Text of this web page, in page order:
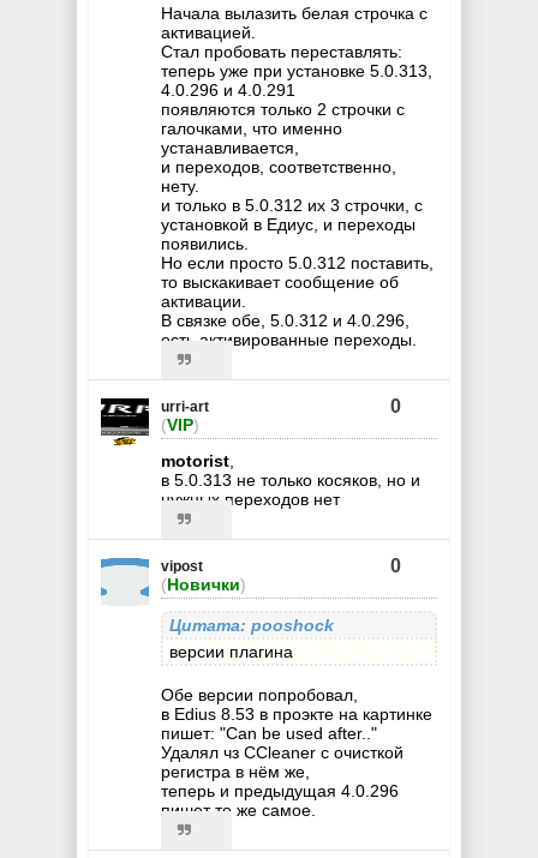
Начала вылазить белая строчка с
активацией.
Стал пробовать переставлять:
теперь уже при установке 5.0.313,
4.0.296 и 4.0.291
появляются только 2 строчки с
галочками, что именно
устанавливается,
и переходов, соответственно,
нету.
и только в 5.0.312 их 3 строчки, с
установкой в Едиус, и переходы
появились.
Но если просто 5.0.312 поставить,
то выскакивает сообщение об
активации.
В связке обе, 5.0.312 и 4.0.296,
есть активированные переходы.
urri-art
(VIP)
0
motorist
в 5.0.313 не только косяков, но и
нужных переходов нет
vipost
(Новички)
0
Цитата: pooshock
версии плагина
Обе версии попробовал,
в Edius 8.53 в проэкте на картинке
пишет: "Can be used after.."
Удалял чз CCleaner с очисткой
регистра в нём же,
теперь и предыдущая 4.0.296
пишет то же самое.